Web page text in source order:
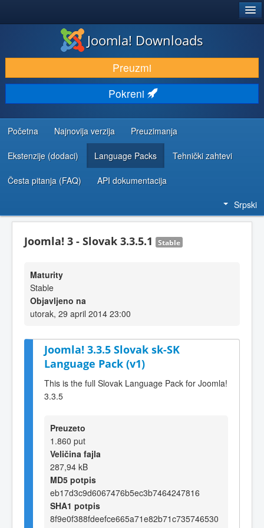
PREUZIMANJE I PROŠIRENJA (EKSTENZIJE)
OTKRIJTE I NAUČITE
ZAJEDNICA I PODRŠKA
RESURSI ZA RAZVOJ
Joomla! Downloads
Preuzmi
Pokreni
Početna Najnovija verzija Preuzimanja
Ekstenzije (dodaci) Language Packs Tehnički zahtevi
Česta pitanja (FAQ) API dokumentacija
Srpski
Joomla! 3 - Slovak 3.3.5.1 Stable
Maturity
Stable
Objavljeno na
utorak, 29 april 2014 23:00
Joomla! 3.3.5 Slovak sk-SK
Language Pack (v1)
This is the full Slovak Language Pack for Joomla!
3.3.5
Preuzeto
1.860 put
Veličina fajla
287,94 kB
MD5 potpis
eb17d3c9d6067476b5ec3b7464247816
SHA1 potpis
8f9e0f388fdeefce665a71e82b71c735746530